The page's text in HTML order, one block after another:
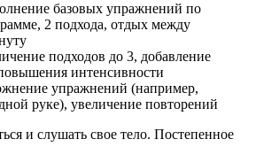
базовых упражнений по
2 подхода, отдых между
подходов до 3, добавление
интенсивности
упражнений (например,
руке), увеличение повторений
и слушать свое тело. Постепенное